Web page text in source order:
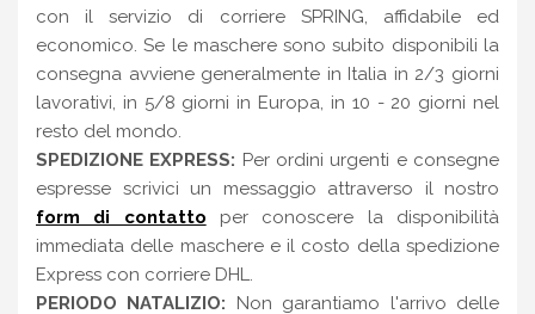
con il servizio di corriere SPRING, affidabile ed
economico. Se le maschere sono subito disponibili la
consegna avviene generalmente in Italia in 2/3 giorni
lavorativi, in 5/8 giorni in Europa, in 10 - 20 giorni nel
resto del mondo.
SPEDIZIONE EXPRESS: Per ordini urgenti e consegne
espresse scrivici un messaggio attraverso il nostro
form di contatto per conoscere la disponibilità
immediata delle maschere e il costo della spedizione
Express con corriere DHL.
PERIODO NATALIZIO: Non garantiamo l'arrivo delle